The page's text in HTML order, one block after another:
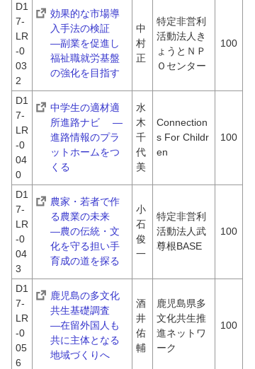
D1
7-
LR
-0
03
2
効果的な市場導
入手法の検証
―副業を促進し
福祉職就労基盤
の強化を目指す
中
村
正
特定非営利
活動法人き
ょうとＮＰ
Ｏセンター
100
D1
7-
LR
-0
04
0
中学生の適材適
所進路ナビ 　―
進路情報のプラ
ットホームをつ
くる
水
木
千
代
美
Connection
s For Childr
en
100
D1
7-
LR
-0
04
3
農家・若者で作
る農業の未来
―農の伝統・文
化を守る担い手
育成の道を探る
小
石
俊
一
特定非営利
活動法人武
尊根BASE
100
D1
7-
LR
-0
05
6
鹿児島の多文化
共生基礎調査
―在留外国人も
共に主体となる
地域づくりへ
酒
井
佑
輔
鹿児島県多
文化共生推
進ネットワ
ーク
100